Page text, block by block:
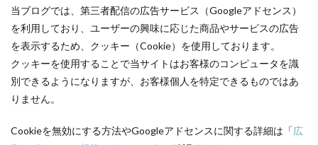
当ブログでは、第三者配信の広告サービス（Googleアドセンス）
を利用しており、ユーザーの興味に応じた商品やサービスの広告
を表示するため、クッキー（Cookie）を使用しております。
クッキーを使用することで当サイトはお客様のコンピュータを識
別できるようになりますが、お客様個人を特定できるものではあ
りません。
Cookieを無効にする方法やGoogleアドセンスに関する詳細は「広